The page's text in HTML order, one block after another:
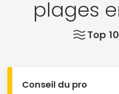
plages
Top 10
Conseil du pro